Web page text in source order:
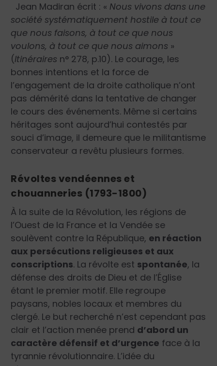
Jean Madiran écrit : « Nous vivons dans une
société systématiquement hostile à tout ce
que nous faisons, à tout ce que nous
voulons, à tout ce que nous aimons »
(Itinéraires n° 278, p.10). Le courage, les
bonnes intentions et la force de
l’engagement de la droite catholique n’ont
pas démérité dans la tentative de changer
le cours des événements. Même si certains
héritages sont aujourd’hui contestés par
souci d’image, il demeure que le militantisme
conservateur a revêtu plusieurs formes.
Révoltes vendéennes et
chouanneries (1793-1800)
À la suite de la Révolution, les régions de
l’Ouest de la France et la Vendée se
soulèvent contre la République, en réaction
aux persécutions religieuses et aux
conscriptions. La révolte est spontanée, la
défense des droits de Dieu et de l’Église
étant le premier motif. Elle regroupe
paysans, nobles locaux et membres du
clergé. Le but recherché n’est cependant pas
clair et l’action menée prend d’abord un
caractère défensif et d’urgence face à la
tyrannie révolutionnaire. L’idée du